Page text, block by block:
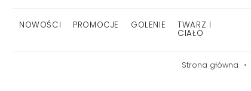
NOWOŚCI PROMOCJE GOLENIE TWARZ I
CIAŁO
Strona główna